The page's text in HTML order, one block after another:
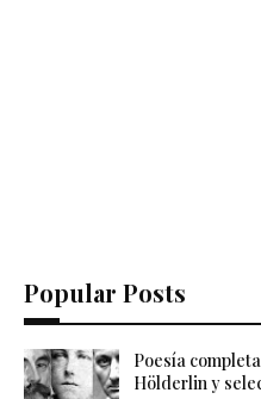
Popular Posts
Poesía
Hölderlin y